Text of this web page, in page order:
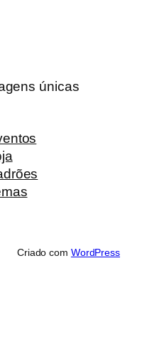
únicas
Criado com WordPress